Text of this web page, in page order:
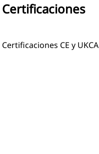
Certificaciones
Certificaciones CE y UKCA